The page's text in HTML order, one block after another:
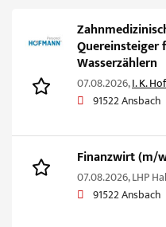
Quereinsteiger
Wasserzählern
07.08.2026,I. K.
91522 Ansbach
Finanzwirt (m/
07.08.2026,LHP
91522 Ansbach